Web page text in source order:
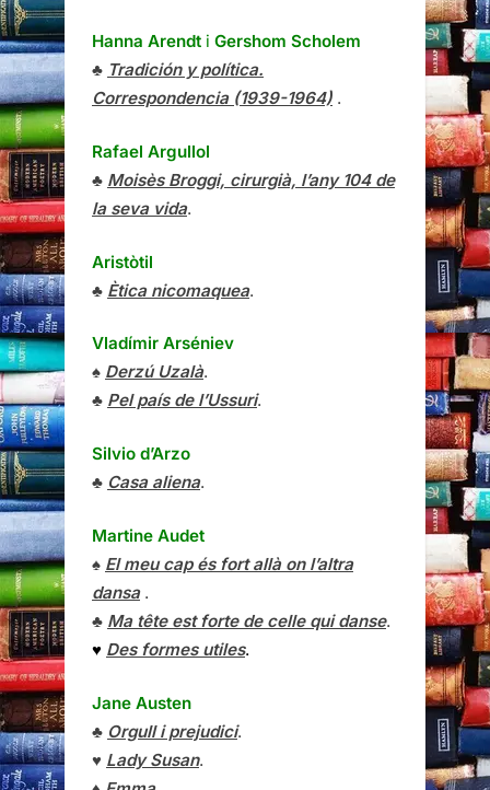
Hanna Arendt i Gershom Scholem
♣ Tradición y política.
Correspondencia (1939-1964) .
Rafael Argullol
♣ Moisès Broggi, cirurgià, l’any 104 de
la seva vida.
Aristòtil
♣ Ètica nicomaquea.
Vladímir Arséniev
♠ Derzú Uzalà.
♣ Pel país de l’Ussuri.
Silvio d’Arzo
♣ Casa aliena.
Martine Audet
♠ El meu cap és fort allà on l’altra
dansa.
♣ Ma tête est forte de celle qui danse.
♥ Des formes utiles.
Jane Austen
♣ Orgull i prejudici.
♥ Lady Susan.